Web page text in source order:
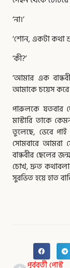
‘না।’
‘শােন, একটা কথা
‘কী?’
‘আমার এক
আমাকে চয়েস করে
পারুলকে যতবার
মাস্টারি তাকে
তুলেছে, ভেবে
সােমবারে আমরা
বান্ধবীর ছেলের
চোখ, দ্রুত
সুরভিত হয়ে হাত
পূর্ববর্তী পোস্ট